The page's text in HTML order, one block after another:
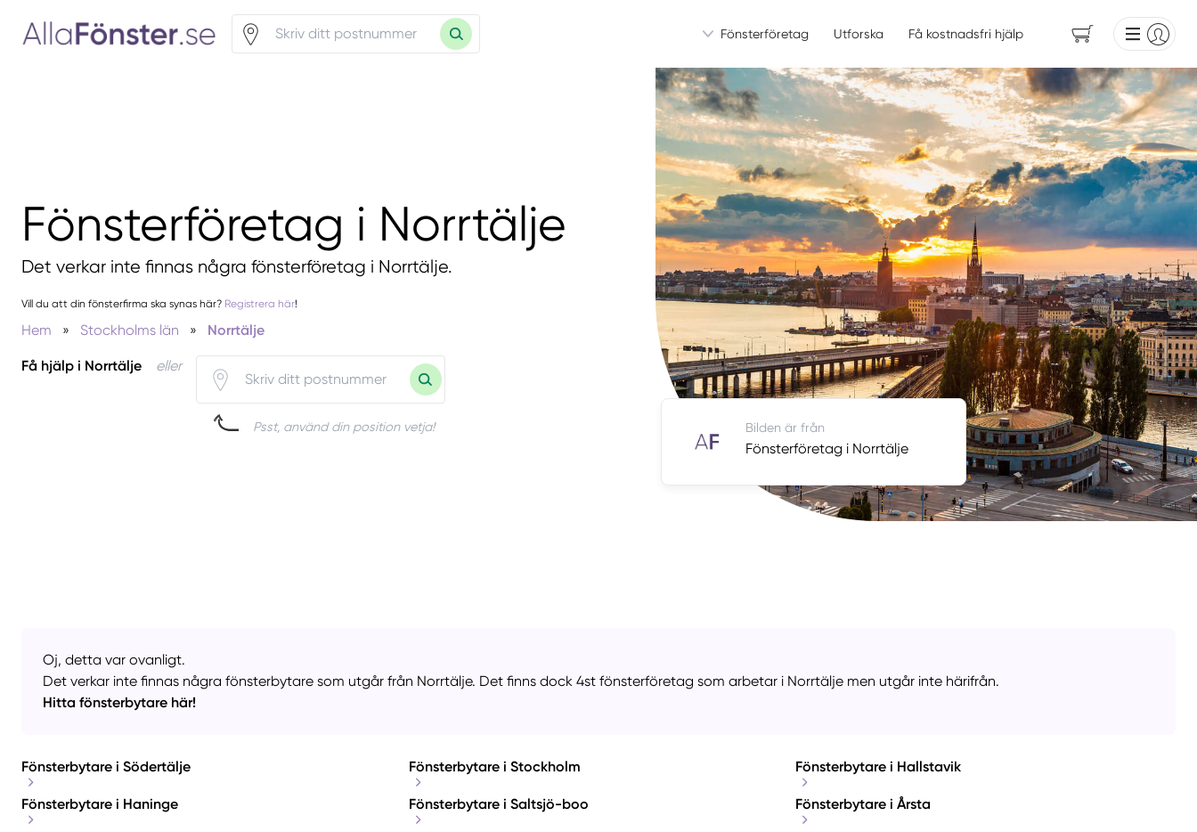
Fönsterföretag Utforska Få kostnadsfri hjälp
Fönsterföretag i Norrtälje
Det verkar inte finnas några fönsterföretag i Norrtälje.
Vill du att din fönsterfirma ska synas här? Registrera här!
Hem » Stockholms län » Norrtälje
Få hjälp i Norrtälje eller
Psst, använd din position vetja! Bilden är från
Fönsterföretag i Norrtälje
Oj, detta var ovanligt.
Det verkar inte finnas några fönsterbytare som utgår från Norrtälje. Det finns dock 4st fönsterföretag som arbetar i Norrtälje men utgår inte härifrån.
Hitta fönsterbytare här!
Fönsterbytare i Södertälje Fönsterbytare i Stockholm Fönsterbytare i Hallstavik
Fönsterbytare i Haninge Fönsterbytare i Saltsjö-boo Fönsterbytare i Årsta